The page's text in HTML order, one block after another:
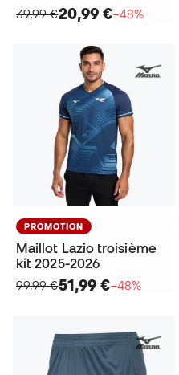
39,99 €20,99 €−48%
PROMOTION
Maillot Lazio troisième
kit 2025-2026
99,99 €51,99 €−48%